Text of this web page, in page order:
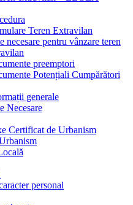
Teren Extravilan
necesare pentru vânzare teren
preemptori
Potențiali Cumpărători
generale
Necesare
Certificat de Urbanism
personal